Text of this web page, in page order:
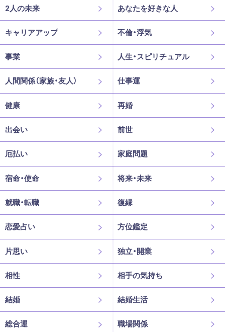
2人の未来 あなたを好きな人
キャリアアップ 不倫・浮気
事業 人生・スピリチュアル
人間関係（家族・友人） 仕事運
健康 再婚
出会い 前世
厄払い 家庭問題
宿命・使命 将来・未来
就職・転職 復縁
恋愛占い 方位鑑定
片思い 独立・開業
相性 相手の気持ち
結婚 結婚生活
総合運 職場関係